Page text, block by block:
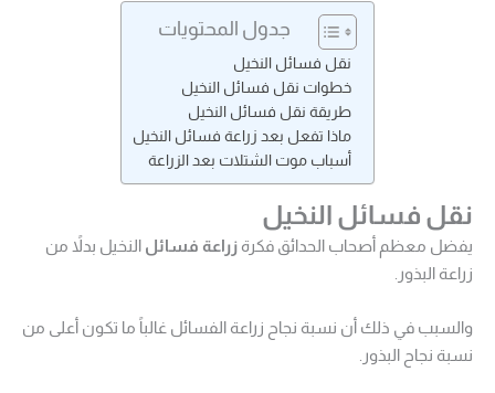
جدول المحتويات
نقل فسائل النخيل
خطوات نقل فسائل النخيل
طريقة نقل فسائل النخيل
ماذا تفعل بعد زراعة فسائل النخيل
أسباب موت الشتلات بعد الزراعة
نقل فسائل النخيل
يفضل معظم أصحاب الحدائق فكرة زراعة فسائل النخيل بدلاً من
زراعة البذور.
والسبب في ذلك أن نسبة نجاح زراعة الفسائل غالباً ما تكون أعلى من
نسبة نجاح البذور.